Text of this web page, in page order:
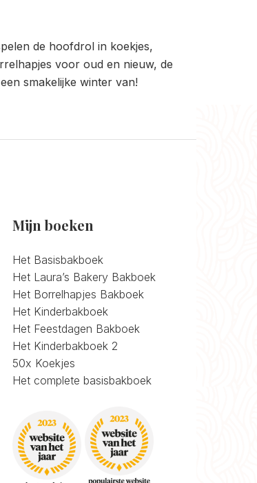
de hoofdrol in koekjes,
voor oud en nieuw, de
smakelijke winter van!
Mijn boeken
Het Basisbakboek
Het Laura’s Bakery Bakboek
Het Borrelhapjes Bakboek
Het Kinderbakboek
Het Feestdagen Bakboek
Het Kinderbakboek 2
50x Koekjes
Het complete basisbakboek